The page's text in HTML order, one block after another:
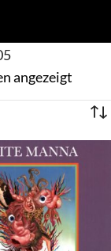
angezeigt